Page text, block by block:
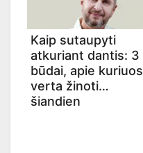
Kaip sutaupyti
atkuriant dantis: 3
būdai, apie kuriuos
verta žinoti
šiandien